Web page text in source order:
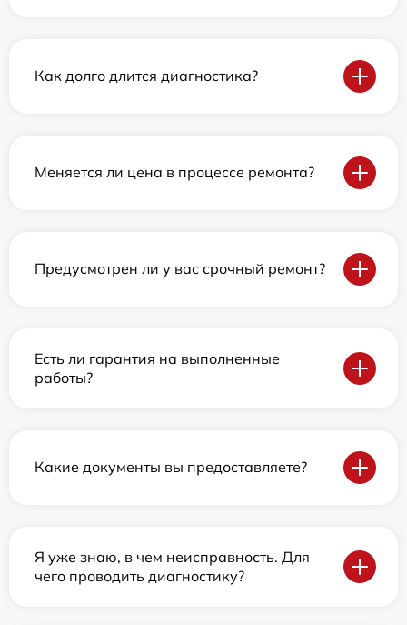
Как долго длится диагностика?
Меняется ли цена в процессе ремонта?
Предусмотрен ли у вас срочный ремонт?
Есть ли гарантия на выполненные
работы?
Какие документы вы предоставляете?
Я уже знаю, в чем неисправность. Для
чего проводить диагностику?